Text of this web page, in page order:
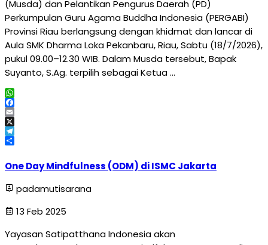
(Musda) dan Pelantikan Pengurus Daerah (PD)
Perkumpulan Guru Agama Buddha Indonesia (PERGABI)
Provinsi Riau berlangsung dengan khidmat dan lancar di
Aula SMK Dharma Loka Pekanbaru, Riau, Sabtu (18/7/2026),
pukul 09.00–12.30 WIB. Dalam Musda tersebut, Bapak
Suyanto, S.Ag. terpilih sebagai Ketua …
WhatsApp
Facebook
Email
X
Telegram
One Day Mindfulness (ODM) di ISMC Jakarta
padamutisarana
13 Feb 2025
Yayasan Satipatthana Indonesia akan